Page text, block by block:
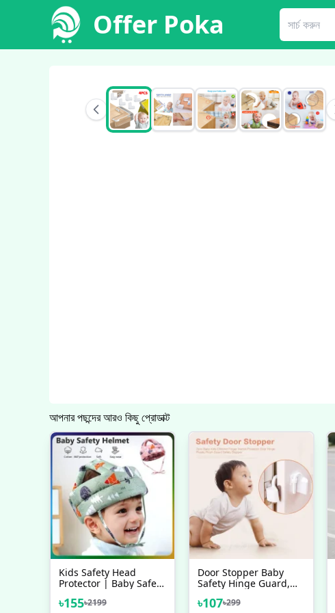
Offer Poka
আপনার পছন্দের আরও কিছু প্রোডাক্ট
Kids Safety Head
Protector | Baby Safety
Breathable &
৳155৳2199
Door Stopper Baby
Safety Hinge Guard,
Proofing Child Safety
৳107৳299